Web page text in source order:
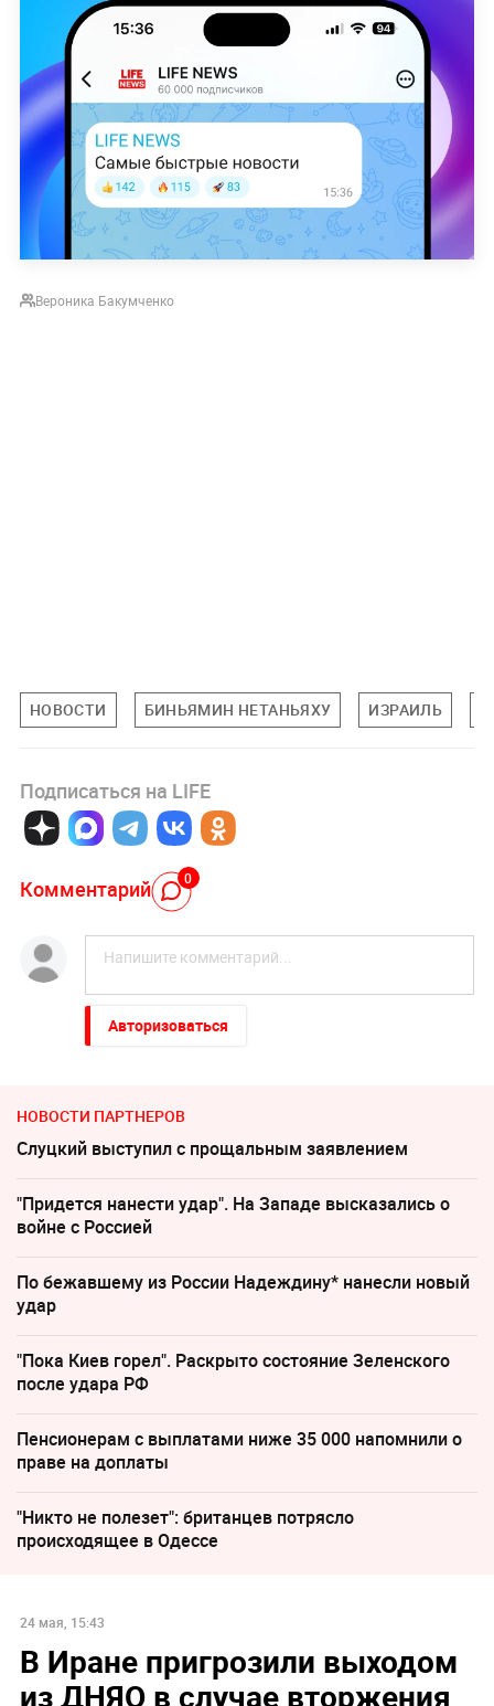
Вероника Бакумченко
НОВОСТИ БИНЬЯМИН НЕТАНЬЯХУ ИЗРАИЛЬ
Подписаться на LIFE
Комментарий 0
Авторизоваться
НОВОСТИ ПАРТНЕРОВ
Слуцкий выступил с прощальным заявлением
"Придется нанести удар". На Западе высказались о
войне с Россией
По бежавшему из России Надеждину* нанесли новый
удар
"Пока Киев горел". Раскрыто состояние Зеленского
после удара РФ
Пенсионерам с выплатами ниже 35 000 напомнили о
праве на доплаты
"Никто не полезет": британцев потрясло
происходящее в Одессе
24 мая, 15:43
В Иране пригрозили выходом
из ДНЯО в случае вторжения